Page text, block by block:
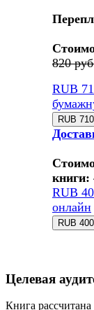
820
RUB
книги:
RUB
онлайн
Целевая
Книга